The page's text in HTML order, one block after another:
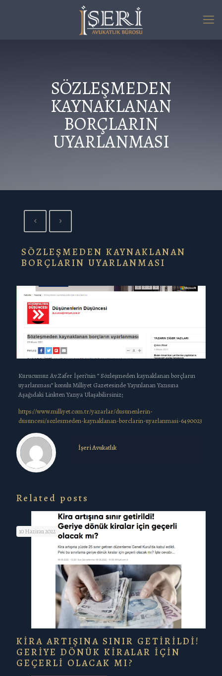
SÖZLEŞMEDEN
KAYNAKLANAN
BORÇLARIN
UYARLANMASI
SÖZLEŞMEDEN KAYNAKLANAN
BORÇLARIN UYARLANMASI
Kurucumuz Av.Zafer İşeri’nin ” Sözleşmeden kaynaklanan borçların
uyarlanması” konulu Milliyet Gazetesinde Yayınlanan Yazısına
Aşağıdaki Linkten Yazıya Ulaşabilirsiniz;
https://www.milliyet.com.tr/yazarlar/dusunenlerin-
dusuncesi/sozlesmeden-kaynaklanan-borclarin-uyarlanmasi-6490023
İşeri Avukatlık
Related posts
10 Haziran 2022
KİRA ARTIŞINA SINIR GETİRİLDİ!
GERİYE DÖNÜK KİRALAR İÇİN
GEÇERLİ OLACAK MI?